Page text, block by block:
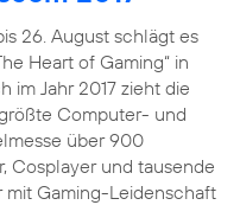
26. August schlägt es
Heart of Gaming“ in
im Jahr 2017 zieht die
Computer- und
über 900
Cosplayer und tausende
mit Gaming-Leidenschaft